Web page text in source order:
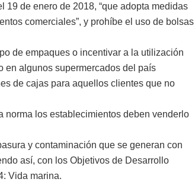
19 de enero de 2018, “que adopta medidas
comerciales”, y prohíbe el uso de bolsas
de empaques o incentivar a la utilización
en algunos supermercados del país
de cajas para aquellos clientes que no
norma los establecimientos deben venderlo
y contaminación que se generan con
así, con los Objetivos de Desarrollo
Vida marina.